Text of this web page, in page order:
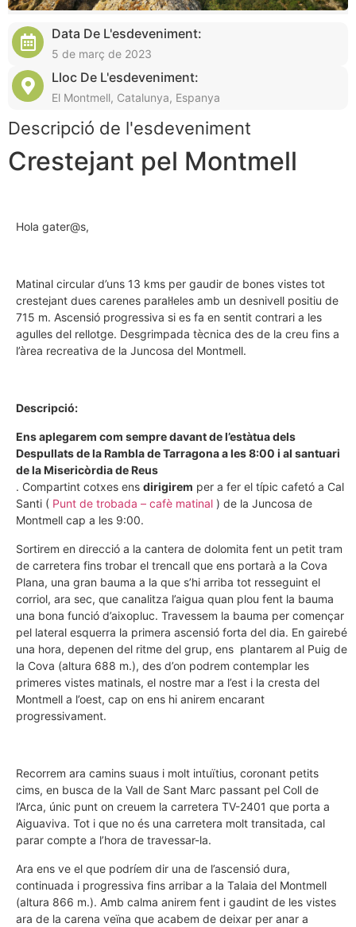
Data De L'esdeveniment:
5 de març de 2023
Lloc De L'esdeveniment:
El Montmell, Catalunya, Espanya
Descripció de l'esdeveniment
Crestejant pel Montmell
Hola gater@s,
Matinal circular d’uns 13 kms per gaudir de bones vistes tot
crestejant dues carenes paral·leles amb un desnivell positiu de
715 m. Ascensió progressiva si es fa en sentit contrari a les
agulles del rellotge. Desgrimpada tècnica des de la creu fins a
l’àrea recreativa de la Juncosa del Montmell.
Descripció:
Ens aplegarem com sempre davant de l’estàtua dels
Despullats de la Rambla de Tarragona a les 8:00 i al santuari
de la Misericòrdia de Reus
. Compartint cotxes ens dirigirem per a fer el típic cafetó a Cal
Santi ( Punt de trobada – cafè matinal ) de la Juncosa de
Montmell cap a les 9:00.
Sortirem en direcció a la cantera de dolomita fent un petit tram
de carretera fins trobar el trencall que ens portarà a la Cova
Plana, una gran bauma a la que s’hi arriba tot resseguint el
corriol, ara sec, que canalitza l’aigua quan plou fent la bauma
una bona funció d’aixopluc. Travessem la bauma per començar
pel lateral esquerra la primera ascensió forta del dia. En gairebé
una hora, depenen del ritme del grup, ens plantarem al Puig de
la Cova (altura 688 m.), des d’on podrem contemplar les
primeres vistes matinals, el nostre mar a l’est i la cresta del
Montmell a l’oest, cap on ens hi anirem encarant
progressivament.
Recorrem ara camins suaus i molt intuïtius, coronant petits
cims, en busca de la Vall de Sant Marc passant pel Coll de
l’Arca, únic punt on creuem la carretera TV-2401 que porta a
Aiguaviva. Tot i que no és una carretera molt transitada, cal
parar compte a l’hora de travessar-la.
Ara ens ve el que podríem dir una de l’ascensió dura,
continuada i progressiva fins arribar a la Talaia del Montmell
(altura 866 m.). Amb calma anirem fent i gaudint de les vistes
ara de la carena veïna que acabem de deixar per anar a